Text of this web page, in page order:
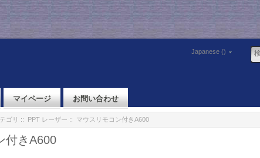
Japanese ()
マイページ お問い合わせ
ゴリ :: PPT レーザー :: マウスリモコン付きA600
付きA600